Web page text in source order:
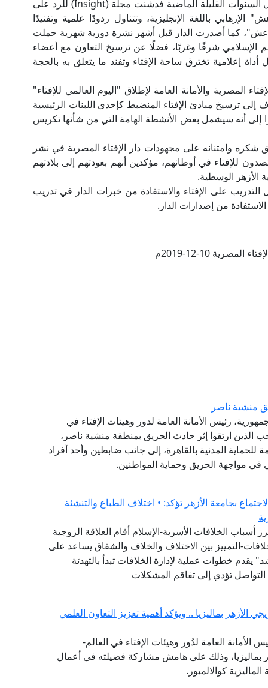
المطبوعات التي أثرت بشكل كبير العمل الإفتائي خلال السنوات القليلة الماضية فدشنت مجلة (Insight) للرد على
باللغة الإنجليزية، وتتناول ردودًا علمية وتفنيدًا
كما أصدرت الدار قبل أشهر نشرة دورية شهرية حملت
شرقًا وغربًا، فضلًا عن ترسيخ التعاون مع أعضاء
أداة إعلامية تخترق ساحة الإفتاء وتفند ما يتعلق به بالحجة
المصرية والأمانة العامة لإطلاق "اليوم العالمي للإفتاء"
والذي يهدف إلى ترسيخ مبادئ الإفتاء المنضبط كإحدى اللبنات الرئيسية
إلى أنه سيشمل بعض الأنشطة الهامة التي من شأنها تكريس
شكره وامتنانه على مجهودات دار الإفتاء المصرية في نشر
للإفتاء في أوطانهم، مؤكدين أنهم بعودتهم إلى بلادتهم
الأزهر الوسطية.
على الإفتاء والاستفادة من خبرات الدار في تدريب
من إصدارات الدار.
10-12-2019م
منشية ناصر
رئيس الأمانة العامة لدور وهيئات الإفتاء في
الذين ارتقوا إثر حادث الحريق بمنطقة منشية ناصر،
للحماية المدنية بالقاهرة، إلى جانب ضابطين وأحد أفراد
في مواجهة الحريق وحماية المواطنين.
بجامعة الأزهر تؤكد: • اختلاف الطباع والتنشئة
أسباب الخلافات الأسرية-الإسلام أقام العلاقة الزوجية
التمييز بين الاختلاف والخلاف والشقاق يساعد على
خطوات عملية لإدارة الخلافات تبدأ بالتهدئة
التواصل تؤدي إلى تفاقم المشكلات
الأزهر بماليزيا .. ويؤكد أهمية تعزيز التعاون العلمي
العامة لدُور وهيئات الإفتاء في العالم-
بماليزيا، وذلك على هامش مشاركة فضيلته في أعمال
كوالالمبور.